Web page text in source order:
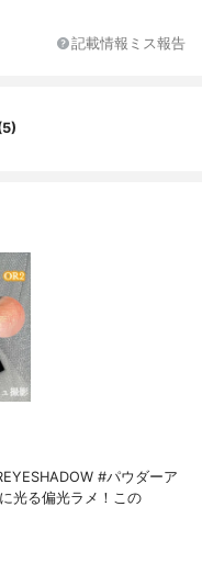
ベージュ、ロージーベージ
ルド、マリンブルー、パ
記載情報ミス報告
#パウダーア
光る偏光ラメ！この